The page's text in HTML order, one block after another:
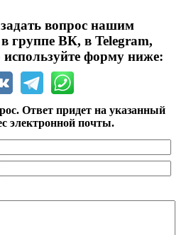
вопрос нашим
группе ВК, в Telegram,
форму ниже:
Ответ придет на указанный
электронной почты.